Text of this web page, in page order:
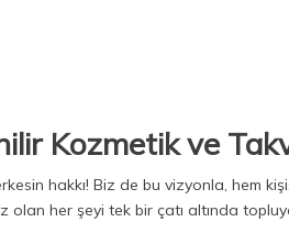
Kozmetik ve
hakkı! Biz de bu vizyonla, hem
olan her şeyi tek bir çatı altında